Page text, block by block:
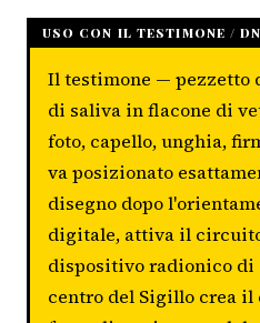
USO CON IL TESTIMONE /
Il testimone — pezzetto
di saliva in flacone di
foto, capello, unghia,
va posizionato
disegno dopo
digitale, attiva il
dispositivo radionico di
centro del Sigillo crea il